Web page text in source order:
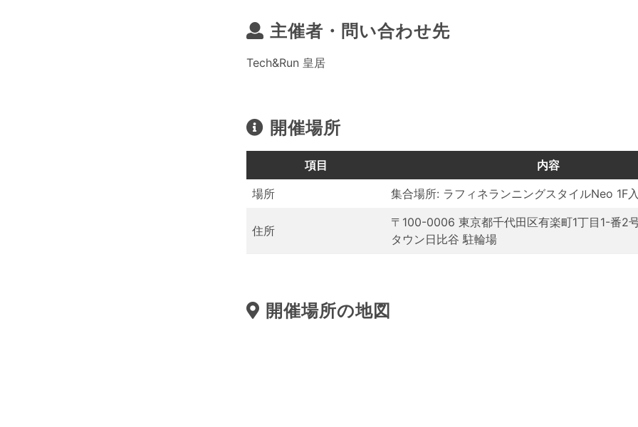
主催者・問い合わせ先
Tech&Run 皇居
開催場所
項目
内容
場所
集合場所: ラフィネランニングスタイルNeo 1F
住所
〒100-0006 東京都千代田区有楽町1丁目1-番2
タウン日比谷 駐輪場
開催場所の地図